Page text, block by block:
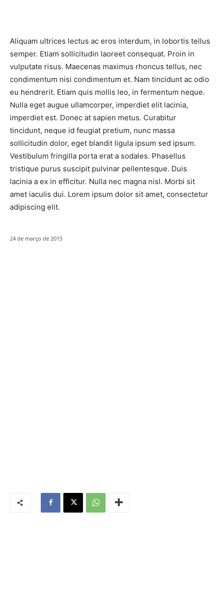
Aliquam ultrices lectus ac eros interdum, in lobortis tellus
semper. Etiam sollicitudin laoreet consequat. Proin in
vulputate risus. Maecenas maximus rhoncus tellus, nec
condimentum nisi condimentum et. Nam tincidunt ac odio
eu hendrerit. Etiam quis mollis leo, in fermentum neque.
Nulla eget augue ullamcorper, imperdiet elit lacinia,
imperdiet est. Donec at sapien metus. Curabitur
tincidunt, neque id feugiat pretium, nunc massa
sollicitudin dolor, eget blandit ligula ipsum sed ipsum.
Vestibulum fringilla porta erat a sodales. Phasellus
tristique purus suscipit pulvinar pellentesque. Duis
lacinia a ex in efficitur. Nulla nec magna nisl. Morbi sit
amet iaculis dui. Lorem ipsum dolor sit amet, consectetur
adipiscing elit.
24 de março de 2015